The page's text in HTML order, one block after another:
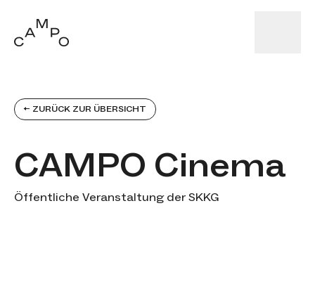
← ZURÜCK ZUR ÜBERSICHT
CAMPO Cinema
Kategorien
Öffentliche Veranstaltung der SKKG